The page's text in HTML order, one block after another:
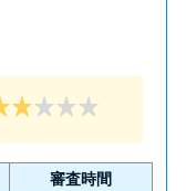
審査時間